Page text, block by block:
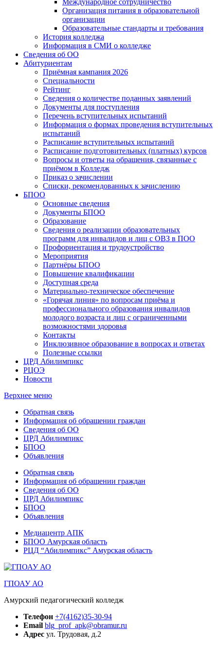
Международное сотрудничество
Организация питания в образовательной
организации
Образовательные стандарты и требования
История колледжа
Информация в СМИ о колледже
Сведения об ОО
Абитуриентам
Приёмная кампания 2026
Специальности
Рейтинг
Сведения о количестве поданных заявлений
Документы для поступления
Перечень вступительных испытаний
Информация о формах проведения вступительных
испытаний
Расписание вступительных испытаний
Расписание подготовительных (платных) курсов
Вопросы и ответы на обращения, связанные с
приёмом в Колледж
Приказ о зачислении
Списки, рекомендованных к зачислению
БПОО
Основные сведения
Документы БПОО
Образование
Сведения о реализации образовательных
программ для инвалидов и лиц с ОВЗ в ПОО
Профориентация и трудоустройство
Мероприятия
Партнёры БПОО
Повышение квалификации
Доступная среда
Материально-техническое обеспечение
«Горячая линия» по вопросам приёма и
профессионального образования инвалидов
молодого возраста и лиц с ограниченными
возможностями здоровья
Контакты
Инклюзивное образование в вопросах и ответах
Полезные ссылки
ЦРД Абилимпикс
РЦОЭ
Новости
Верхнее меню
Обратная связь
Информация об обращении граждан
Сведения об ОО
ЦРД Абилимпикс
БПОО
Объявления
Обратная связь
Информация об обращении граждан
Сведения об ОО
ЦРД Абилимпикс
БПОО
Объявления
Медиацентр АПК
БПОО Амурская область
РЦД “Абилимпикс” Амурская область
ГПОАУ АО
Амурский педагогический колледж
Телефон +7(4162)35-30-94
Email blg_prof_apk@obramur.ru
Адрес ул. Трудовая, д.2